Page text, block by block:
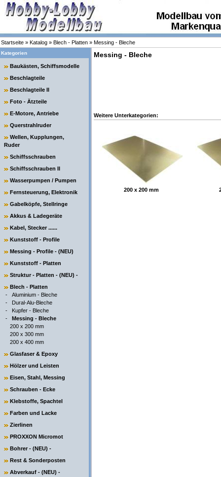
Startseite » Katalog » Blech - Platten » Messing - Bleche
Kategorien
Baukästen, Schiffsmodelle
Beschlagteile
Beschlagteile II
Foto - Ätzteile
E-Motore, Antriebe
Querstrahlruder
Wellen, Kupplungen,
Ruder
Schiffsschrauben
Schiffsschrauben II
Wasserpumpen / Pumpen
Fernsteuerung, Elektronik
Gabelköpfe, Stellringe
Akkus & Ladegeräte
Kabel, Stecker ......
Kunststoff - Profile
Messing - Profile - (NEU)
Kunststoff - Platten
Struktur - Platten - (NEU) -
Blech - Platten
- Aluminium - Bleche
- Dural-Alu-Bleche
- Kupfer - Bleche
- Messing - Bleche
200 x 200 mm
200 x 300 mm
200 x 400 mm
Glasfaser & Epoxy
Hölzer und Leisten
Eisen, Stahl, Messing
Schrauben - Ecke
Klebstoffe, Spachtel
Farben und Lacke
Zierlinen
PROXXON Micromot
Bohrer - (NEU) -
Rest & Sonderposten
Abverkauf - (NEU) -
Messing - Bleche
Weitere Unterkategorien:
200 x 200 mm